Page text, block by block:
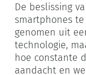
De beslissing
smartphones
genomen uit
technologie,
hoe constante
aandacht en